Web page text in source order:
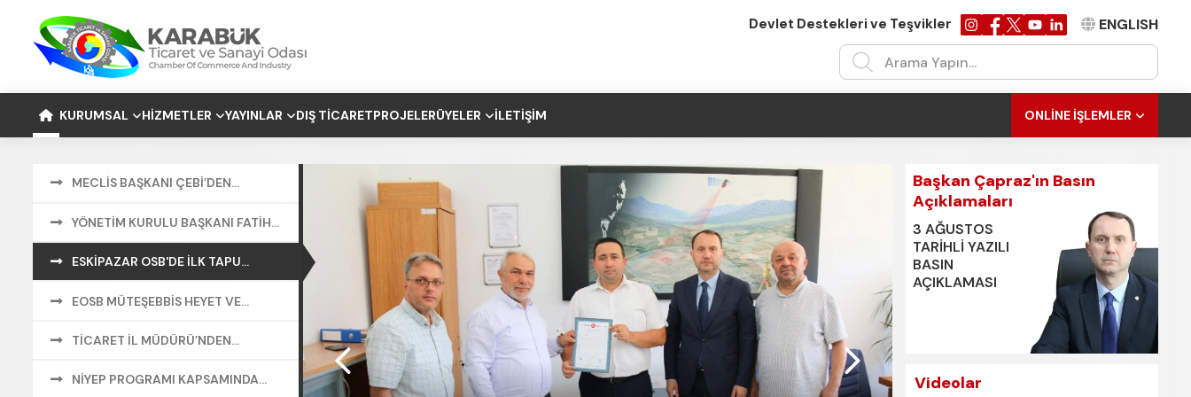
Devlet Destekleri ve Teşvikler ENGLISH
KURUMSAL HIZMETLER YAYINLAR DIŞ TICARETPROJELERÜYELER İLETIŞIM ONLINE İŞLEMLER
MECLİS BAŞKANI ÇEBİ’DEN
YÖNETİM KURULU BAŞKANI FATİH
AÇIKLAMASI
ESKİPAZAR OSB'DE İLK TAPU
EOSB MÜTEŞEBBİS HEYET VE
TİCARET İL MÜDÜRÜ’NDEN
NİYEP PROGRAMI KAPSAMINDA
Başkan Çapraz'ın Basın
Açıklamaları
3 AĞUSTOS
TARİHLİ YAZILI
BASIN
AÇIKLAMASI
Videolar